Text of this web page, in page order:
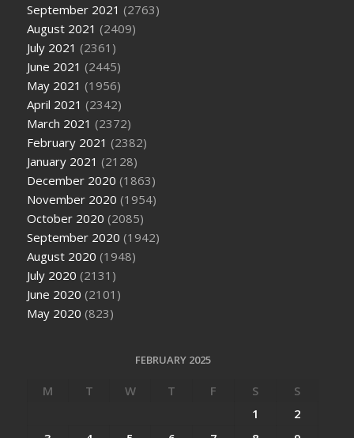
September 2021 (2763)
August 2021 (2409)
July 2021 (2361)
June 2021 (2445)
May 2021 (1956)
April 2021 (2342)
March 2021 (2372)
February 2021 (2382)
January 2021 (2128)
December 2020 (1863)
November 2020 (1954)
October 2020 (2085)
September 2020 (1942)
August 2020 (1948)
July 2020 (2131)
June 2020 (2101)
May 2020 (823)
FEBRUARY 2025
M T W T F S
S
1
2